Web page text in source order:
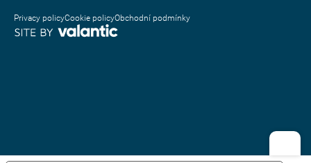
Privacy policyCookie policyObchodní podmínky